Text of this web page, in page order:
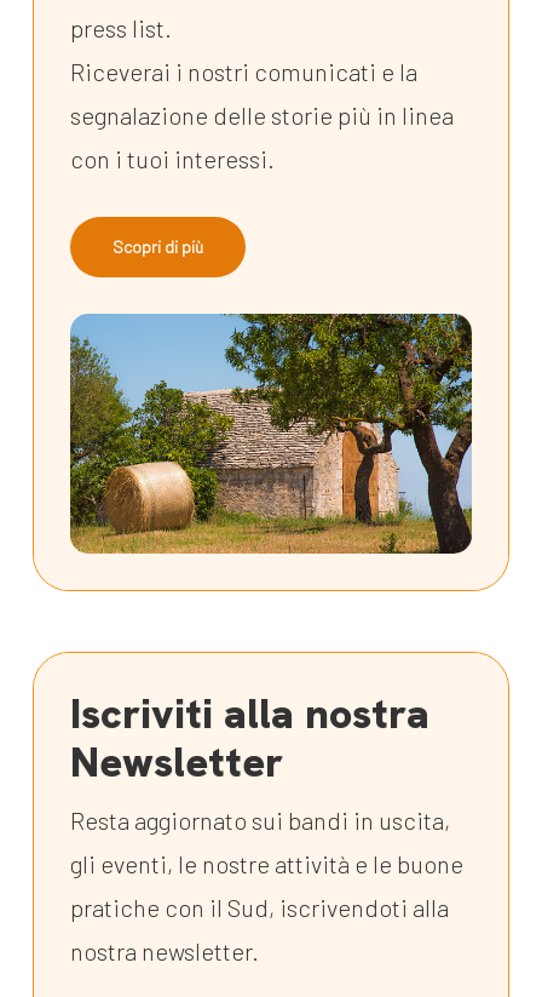
press list.
Riceverai i nostri comunicati e la
segnalazione delle storie più in linea
con i tuoi interessi.
Scopri di più
Iscriviti alla nostra
Newsletter
Resta aggiornato sui bandi in uscita,
gli eventi, le nostre attività e le buone
pratiche con il Sud, iscrivendoti alla
nostra newsletter.